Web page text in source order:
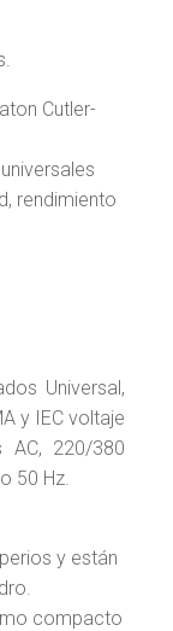
Cutler-
rendimiento
Universal,
y IEC voltaje
AC, 220/380
50 Hz.
y están
compacto